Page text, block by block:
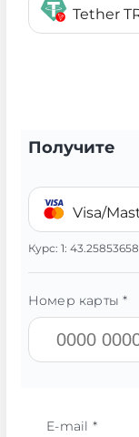
Получите
Курс: 1: 43.25853658
Номер карты *
E-mail *